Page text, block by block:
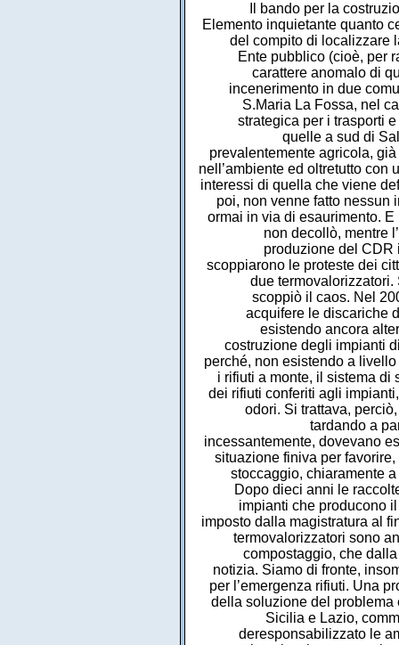
Il bando per la
Elemento inquietante quanto
del compito di localizzare
Ente pubblico (cioè, per
carattere anomalo di
incenerimento in due
S.Maria La Fossa, nel
strategica per i trasporti
quelle a sud di
prevalentemente agricola,
nell’ambiente ed oltretutto con
interessi di quella che viene
poi, non venne fatto nessun
ormai in via di esaurimento.
non decollò, mentre
produzione del CDR
scoppiarono le proteste dei
due
scoppiò il caos. Nel
acquifere le discariche
esistendo ancora
costruzione degli impianti
perché, non esistendo a
i rifiuti a monte, il sistema
dei rifiuti conferiti agli
odori. Si trattava,
tardando a
incessantemente, dovevano
situazione finiva per
stoccaggio, chiaramente
Dopo dieci anni le
impianti che producono
imposto dalla magistratura al
termovalorizzatori sono
compostaggio, che
notizia. Siamo di fronte,
per l’emergenza rifiuti. Una
della soluzione del problema
Sicilia e Lazio,
deresponsabilizzato le